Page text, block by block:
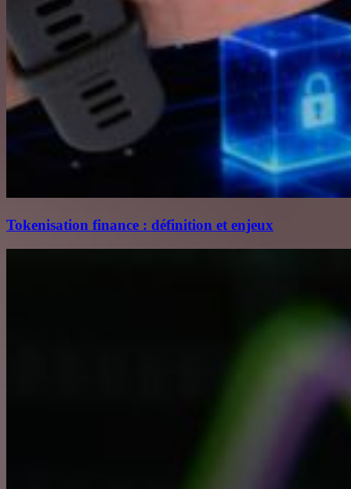
Tokenisation finance : définition et enjeux